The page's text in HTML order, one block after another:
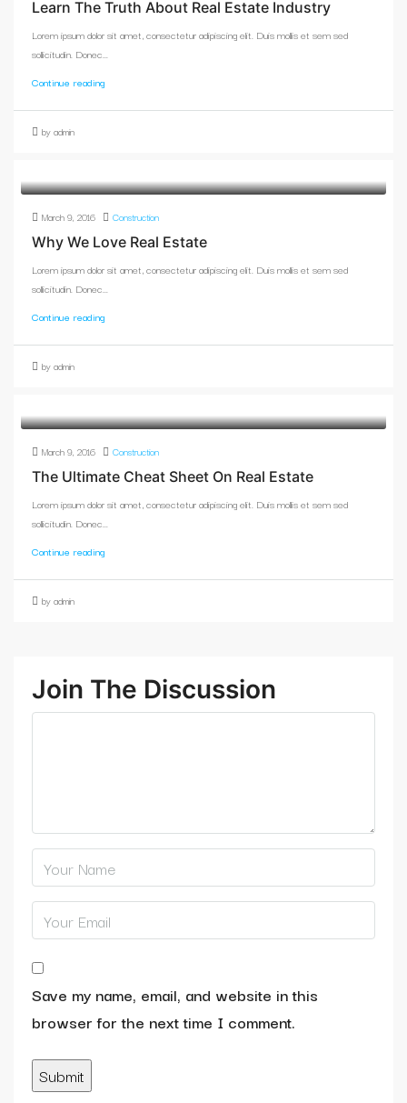
Learn The Truth About Real Estate Industry
Lorem ipsum dolor sit amet, consectetur adipiscing elit. Duis mollis et sem sed
sollicitudin. Donec...
Continue reading
by admin
March 9, 2016 Construction
Why We Love Real Estate
Lorem ipsum dolor sit amet, consectetur adipiscing elit. Duis mollis et sem sed
sollicitudin. Donec...
Continue reading
by admin
March 9, 2016 Construction
The Ultimate Cheat Sheet On Real Estate
Lorem ipsum dolor sit amet, consectetur adipiscing elit. Duis mollis et sem sed
sollicitudin. Donec...
Continue reading
by admin
Join The Discussion
Save my name, email, and website in this
browser for the next time I comment.